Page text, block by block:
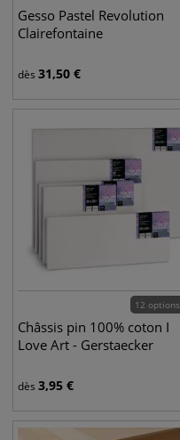
Gesso Pastel Revolution
Clairefontaine
dès 31,50 €
12 options
Châssis pin 100% coton I
Love Art - Gerstaecker
dès 3,95 €